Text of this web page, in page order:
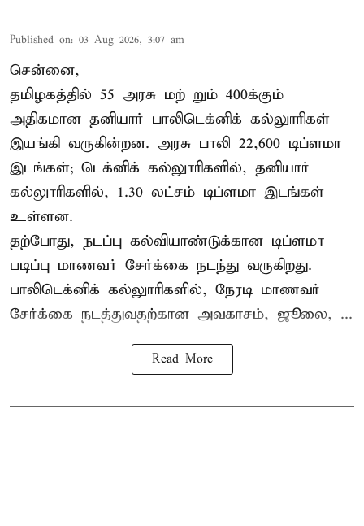
Published on: 03 Aug 2026, 3:07 am
சென்னை,
தமிழகத்தில் 55 அரசு மற் றும் 400க்கும்
அதிகமான தனியார் பாலிடெக்னிக் கல்லுாரிகள்
இயங்கி வருகின்றன. அரசு பாலி 22,600 டிப்ளமா
இடங்கள்; டெக்னிக் கல்லுாரிகளில், தனியார்
கல்லுாரிகளில், 1.30 லட்சம் டிப்ளமா இடங்கள்
உள்ளன.
தற்போது, நடப்பு கல்வியாண்டுக்கான டிப்ளமா
படிப்பு மாணவர் சேர்க்கை நடந்து வருகிறது.
பாலிடெக்னிக் கல்லுாரிகளில், நேரடி மாணவர்
சேர்க்கை நடத்துவதற்கான அவகாசம், ஜூலை, ...
Read More